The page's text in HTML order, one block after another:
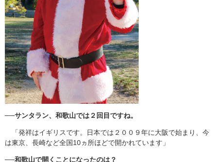
──サンタラン、和歌山では２回目ですね。
「発祥はイギリスです。日本では２００９年に大阪で始まり、今
は東京、長崎など全国10ヵ所ほどで開かれています」
──和歌山で開くことになったのは？